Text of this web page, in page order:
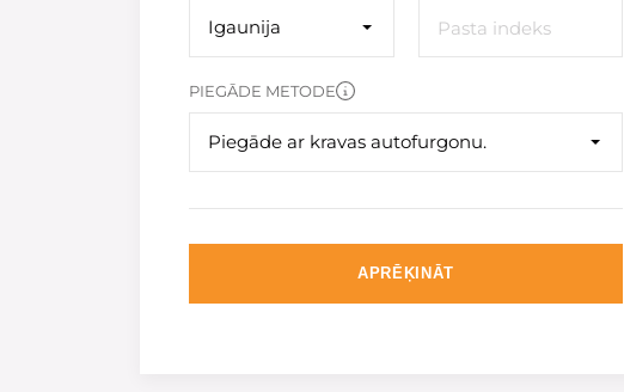
Igaunija
PIEGĀDE METODE
Piegāde ar kravas autofurgonu.
APRĒĶINĀT